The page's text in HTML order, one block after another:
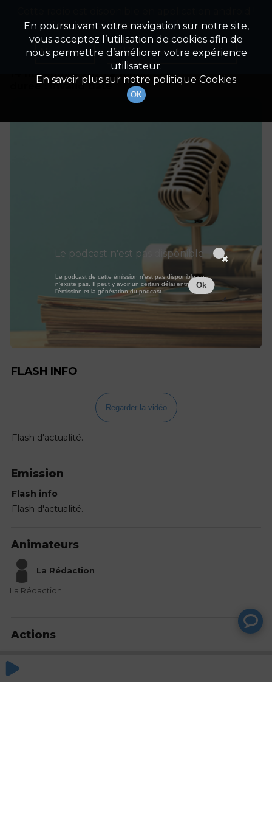
Détails De L'épisode
14 novembre 2023
à 10h00
durée : Invalid date
FLASH INFO
Regarder la vidéo
Flash d'actualité.
Emission
Flash info
Flash d'actualité.
Animateurs
La Rédaction
La Rédaction
Actions
En poursuivant votre navigation sur notre site,
vous acceptez l’utilisation de cookies afin de
nous permettre d’améliorer votre expérience
utilisateur.
En savoir plus sur notre politique Cookies
OK
Appuyez ci-dessous pour l'installer.
Non merci Télécharger l'application
Le podcast n'est pas disponible
Le podcast de cette émission n'est pas disponible ou
n'existe pas. Il peut y avoir un certain délai entre la fin de
l'émission et la génération du podcast.
Ok